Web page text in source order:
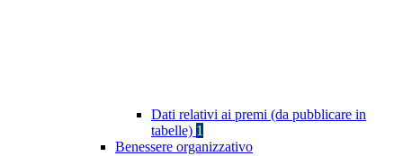
Dati relativi ai premi (da pubblicare in
tabelle) 1
Benessere organizzativo